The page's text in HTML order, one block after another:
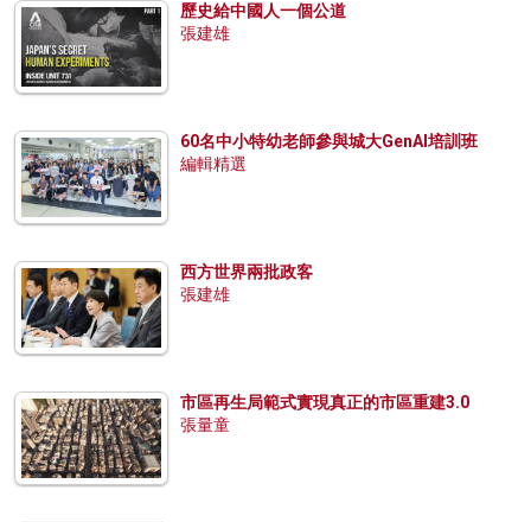
歷史給中國人一個公道
張建雄
60名中小特幼老師參與城大GenAI培訓班
編輯精選
西方世界兩批政客
張建雄
市區再生局範式實現真正的市區重建3.0
張量童